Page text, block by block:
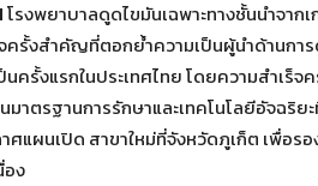
โรงพยาบาลดูดไขมันเฉพาะทางชั้นนำจา
ครั้งสำคัญที่ตอกย้ำความเป็นผู้นำด้านกา
นครั้งแรกในประเทศไทย โดยความสำเร็จ
าตรฐานการรักษาและเทคโนโลยีอัจฉริย
ศแผนเปิด สาขาใหม่ที่จังหวัดภูเก็ต เพื่อร
อง